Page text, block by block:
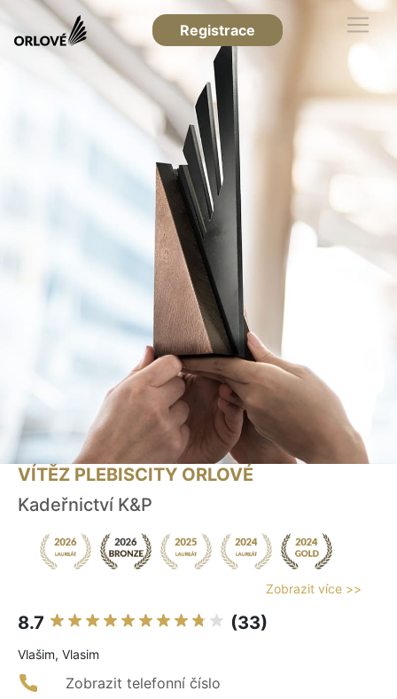
Registrace
VÍTĚZ PLEBISCITY ORLOVÉ
Kadeřnictví K&P
Zobrazit více >>
8.7 (33)
Vlašim, Vlasim
Zobrazit telefonní číslo